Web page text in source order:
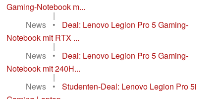
Gaming-Notebook m...
|
News
•
Deal: Lenovo Legion Pro 5 Gaming-
Notebook mit RTX ...
|
News
•
Deal: Lenovo Legion Pro 5 Gaming-
Notebook mit 240H...
|
News
•
Studenten-Deal: Lenovo Legion Pro 5i